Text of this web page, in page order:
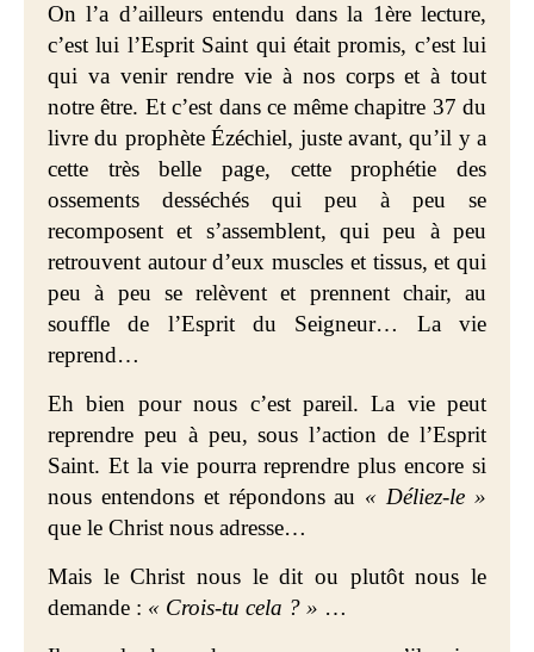
On l’a d’ailleurs entendu dans la 1ère lecture,
c’est lui l’Esprit Saint qui était promis, c’est lui
qui va venir rendre vie à nos corps et à tout
notre être. Et c’est dans ce même chapitre 37 du
livre du prophèteÉzéchiel, juste avant, qu’il y a
cette très belle page, cette prophétie des
ossements desséchés qui peu à peu se
recomposent et s’assemblent, qui peu à peu
retrouvent autour d’eux muscles et tissus, et qui
peu à peu se relèvent et prennent chair, au
souffle de l’Esprit du Seigneur… La vie
reprend…
Eh bien pour nous c’est pareil. La vie peut
reprendre peu à peu, sous l’action de l’Esprit
Saint. Et la vie pourra reprendre plus encore si
nous entendons et répondons au « Déliez-le »
que le Christ nous adresse…
Mais le Christ nous le dit ou plutôt nous le
demande : « Crois-tu cela ? » …